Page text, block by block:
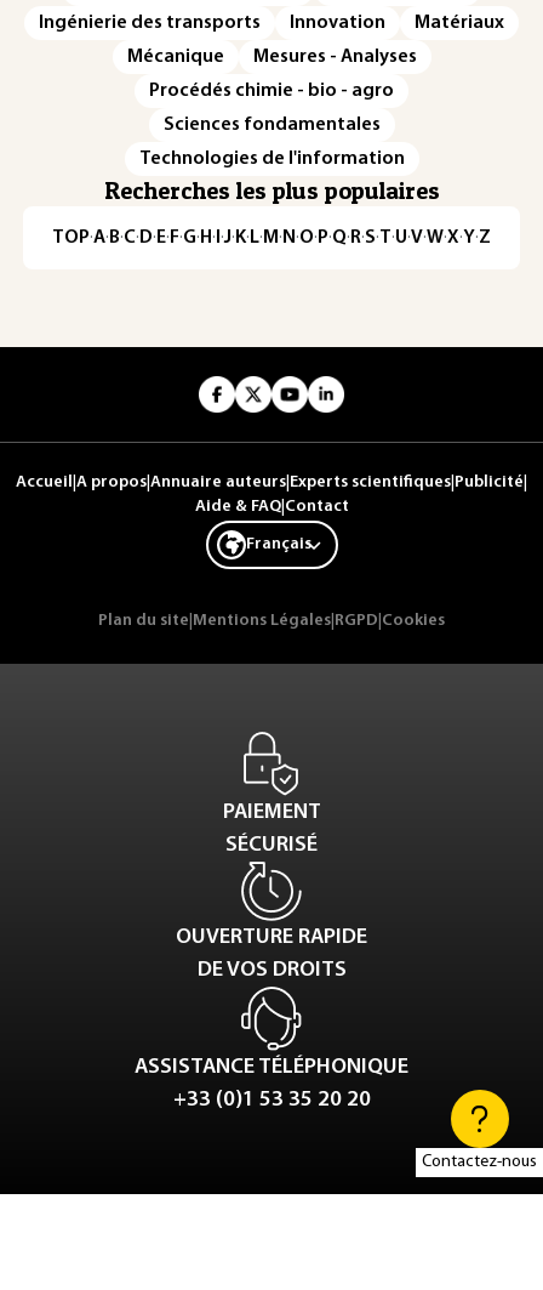
Contactez-nous
Ingénierie des transports
Innovation
Matériaux
Mécanique
Mesures - Analyses
Procédés chimie - bio - agro
Sciences fondamentales
Technologies de l'information
Recherches les plus populaires
TOP·A·B·C· D· E· F·G· H · ·J· K· L· M · N ·O· P·Q· R·S·T·U·V·W·X·Y·Z
Accueil A propos Annuaire auteurs Experts scientifiques Publicité
Aide & FAQ| Contact
Français
Plan du site Mentions Légales RGPD Cookies
PAIEMENT
SÉCURISÉ
OUVERTURE RAPIDE
DE VOS DROITS
ASSISTANCE TÉLÉPHONIQUE
+33 (0)1 53 35 20 20